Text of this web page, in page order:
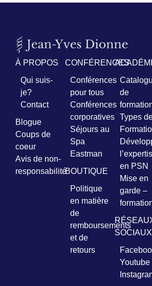
À PROPOS
Qui suis-
je?
Contact
Blogue
Coups de
coeur
Avis de non-
responsabilité
CONFÉRENCES
Conférences
pour tous
Conférences
corporatives
Séjours au
Spa
Eastman
BOUTIQUE
Politique
en matière
de
remboursements
et de
retours
de
Types
en PSN
Mise en
garde –
SOCIAUX
Youtube